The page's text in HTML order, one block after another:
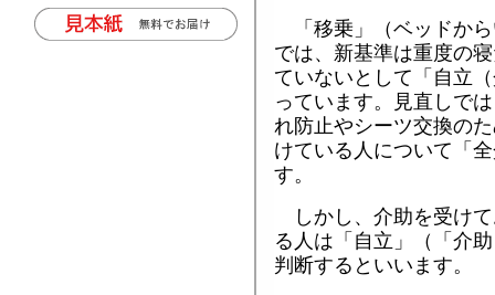
「移乗」（ベッドか
では、新基準は重度の
ていないとして「自立
っています。見直しで
れ防止やシーツ交換の
けている人について「
す。
しかし、介助を受け
る人は「自立」（「介
判断するといいます。